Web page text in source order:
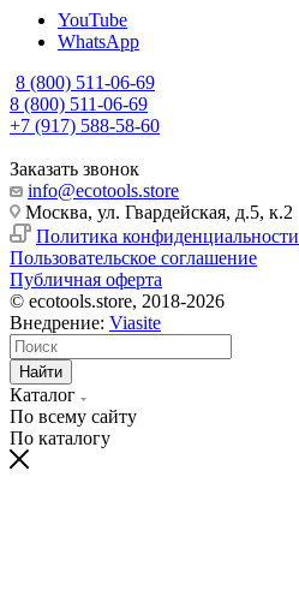
YouTube
WhatsApp
8 (800) 511-06-69
8 (800) 511-06-69
+7 (917) 588-58-60
Заказать звонок
info@ecotools.store
Москва, ул. Гвардейская, д.5, к.2
Политика конфиденциальности
Пользовательское соглашение
Публичная оферта
© ecotools.store, 2018-2026
Внедрение: Viasite
Найти
Каталог
По всему сайту
По каталогу